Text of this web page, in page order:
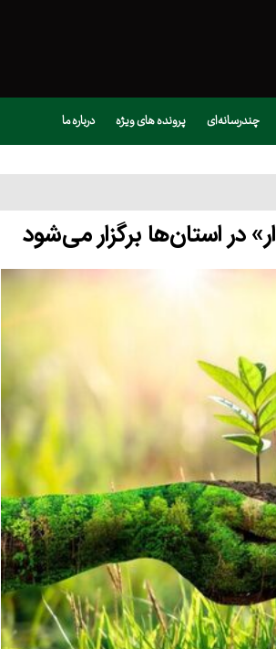
چندرسانه‌ای پرونده های ویژه درباره ما
در استان‌ها برگزار می‌شود